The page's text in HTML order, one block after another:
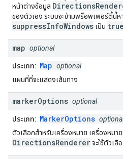
หน้าต่างข้อมูล
ของตัวเอง ระบบจะข้ามพร็อพเพอร์ตี้นี้ห
suppressInfoWindows เป็น true
map optional
ประเภท: Map optional
แผนที่ที่จะแสดงเส้นทาง
markerOptions optional
ประเภท: MarkerOptions
ตัวเลือกสำหรับเครื่องหมาย เครื่องหม
DirectionsRendererจะใช้ตัวเลื